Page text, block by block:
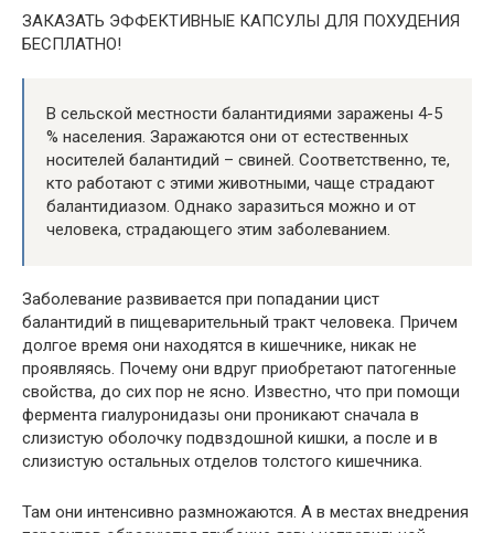
ЗАКАЗАТЬ ЭФФЕКТИВНЫЕ КАПСУЛЫ ДЛЯ ПОХУДЕНИЯ
БЕСПЛАТНО!
В сельской местности балантидиями заражены 4-5
% населения. Заражаются они от естественных
носителей балантидий – свиней. Соответственно, те,
кто работают с этими животными, чаще страдают
балантидиазом. Однако заразиться можно и от
человека, страдающего этим заболеванием.
Заболевание развивается при попадании цист
балантидий в пищеварительный тракт человека. Причем
долгое время они находятся в кишечнике, никак не
проявляясь. Почему они вдруг приобретают патогенные
свойства, до сих пор не ясно. Известно, что при помощи
фермента гиалуронидазы они проникают сначала в
слизистую оболочку подвздошной кишки, а после и в
слизистую остальных отделов толстого кишечника.
Там они интенсивно размножаются. А в местах внедрения